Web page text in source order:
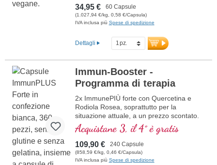
34,95 € 60 Capsule
(1.027,94 €/kg, 0,58 €/Capsula)
IVA inclusa più Spese di spedizione
Dettagli
Immun-Booster -
Programma di terapia
2x ImmunePIÙ forte con Quercetina e
Rodiola Rosea, soprattutto per la
situazione attuale, a un prezzo scontato.
La formula contiene selenio, zinco,
vitamine C e D che contribuiscono al
normale funzionamento di un sano
sistema immunitario.
Acquistane 3, il 4° è gratis
109,90 € 240 Capsule
(858,59 €/kg, 0,46 €/Capsula)
IVA inclusa più Spese di spedizione